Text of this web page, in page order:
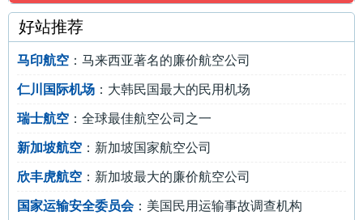
好站推荐
马印航空 ：马来西亚著名的廉价航空公司
仁川国际机场 ：大韩民国最大的民用机场
瑞士航空 ：全球最佳航空公司之一
新加坡航空 ：新加坡国家航空公司
欣丰虎航空 ：新加坡最大的廉价航空公司
国家运输安全委员会：美国民用运输事故调查机构